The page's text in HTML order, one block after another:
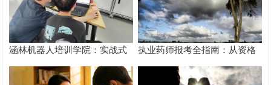
涵林机器人培训学院：实战式
教学如何炼成
执业药师报考全指南：从资格
核验到备考落地完整手册